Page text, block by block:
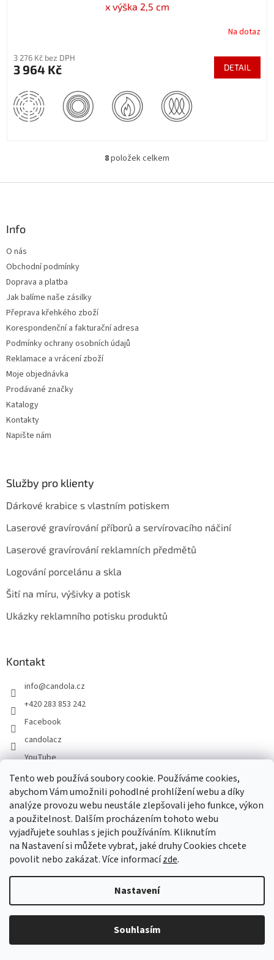
Tento web používá soubory cookie. Používáme cookies,
abychom Vám umožnili pohodlné prohlížení webu a díky
analýze provozu webu neustále zlepšovali jeho funkce, výkon
a použitelnost. Dalším procházením tohoto webu
vyjadřujete souhlas s jejich používáním. Kliknutím
na Nastavení si můžete vybrat, jaké druhy Cookies chcete
povolit nebo zakázat. Více informacízde.
Nastavení
Souhlasím
x výška 2,5 cm
Na dotaz
3 276 Kč bez DPH
3 964 Kč DETAIL
O
l
ý
8položek celkem
Info
O nás
Obchodní podmínky
Doprava a platba
Jak balíme naše zásilky
Přeprava křehkého zboží
Korespondenční a fakturační adresa
Podmínky ochrany osobních údajů
Reklamace a vrácení zboží
Moje objednávka
Prodávané značky
Katalogy
Kontakty
Napište nám
Služby pro klienty
Dárkové krabice s vlastním potiskem
Laserové gravírování příborů a servírovacího náčiní
Laserové gravírování reklamních předmětů
Logování porcelánu a skla
Šití na míru, výšivky a potisk
Ukázky reklamního potisku produktů
Kontakt
info@candola.cz
+420 283 853 242
Facebook
candolacz
YouTube
Přijímáme online platby
Copyright 2026GASTRO HOLDING CANDOLA, s. r. o.. Všechna
práva vyhrazena.Upravit nastavení cookies